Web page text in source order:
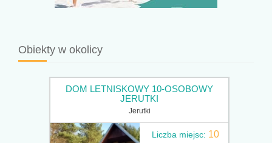
Obiekty w okolicy
DOM LETNISKOWY 10-OSOBOWY
JERUTKI
Jerutki
Liczba miejsc: 10